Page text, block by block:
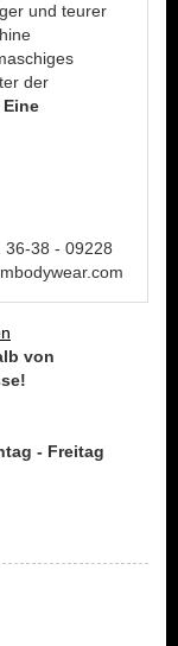
und teurer
der
Eine
36-38 - 09228
von
- Freitag